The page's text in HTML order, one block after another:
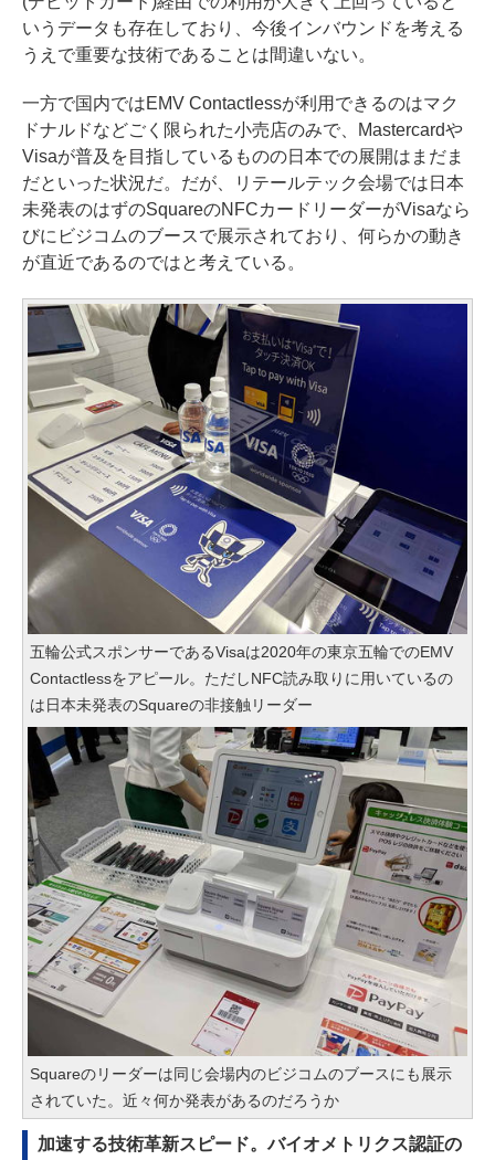
いうデータも存在しており、今後インバウンドを考える
うえで重要な技術であることは間違いない。
一方で国内ではEMV Contactlessが利用できるのはマク
ドナルドなどごく限られた小売店のみで、Mastercardや
Visaが普及を目指しているものの日本での展開はまだま
だといった状況だ。だが、リテールテック会場では日本
未発表のはずのSquareのNFCカードリーダーがVisaなら
びにビジコムのブースで展示されており、何らかの動き
が直近であるのではと考えている。
五輪公式スポンサーであるVisaは2020年の東京五輪でのEMV
Contactlessをアピール。ただしNFC読み取りに用いているの
は日本未発表のSquareの非接触リーダー
Squareのリーダーは同じ会場内のビジコムのブースにも展示
されていた。近々何か発表があるのだろうか
加速する技術革新スピード。バイオメトリクス認証の